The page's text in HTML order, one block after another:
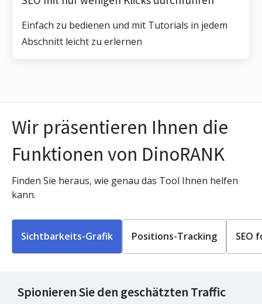
Einfach zu bedienen und mit Tutorials in jedem
Abschnitt leicht zu erlernen
Wir präsentieren Ihnen die
Funktionen von DinoRANK
Finden Sie heraus, wie genau das Tool Ihnen helfen
kann.
Sichtbarkeits-Grafik Positions-Tracking SEO
Spionieren Sie den geschätzten Traffic